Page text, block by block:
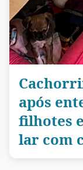
após
filhotes
lar com